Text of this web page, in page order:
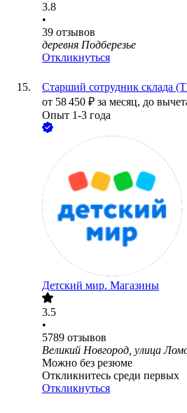
3.8
•
39 отзывов
деревня Подберезье
Откликнуться
Старший сотрудник склада
от 58 450 ₽ за месяц, до
Опыт 1-3 года
Детский мир. Магазины
3.5
•
5789 отзывов
Великий Новгород, улица
Можно без резюме
Откликнитесь среди первых
Откликнуться